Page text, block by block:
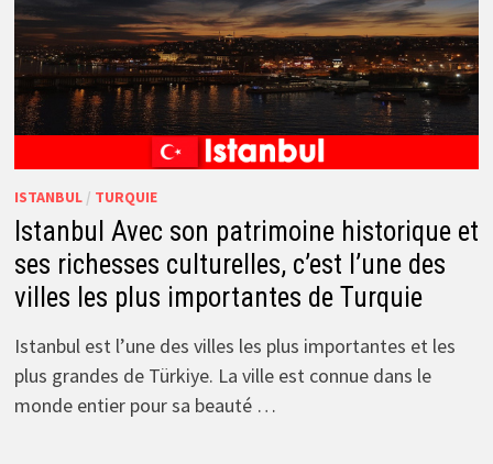
ISTANBUL/ TURQUIE
Istanbul Avec son patrimoine historique et
ses richesses culturelles, c’est l’une des
villes les plus importantes de Turquie
Istanbul est l’une des villes les plus importantes et les
plus grandes de Türkiye. La ville est connue dans le
monde entier pour sa beauté …